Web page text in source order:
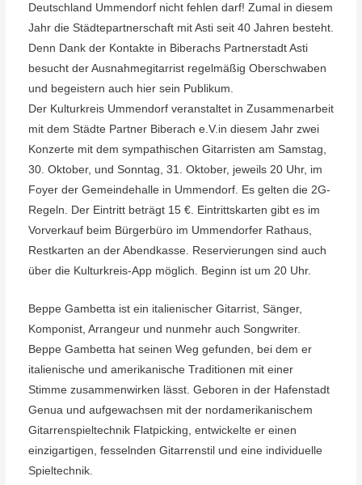
Deutschland Ummendorf nicht fehlen darf! Zumal in diesem
Jahr die Städtepartnerschaft mit Asti seit 40 Jahren besteht.
Denn Dank der Kontakte in Biberachs Partnerstadt Asti
besucht der Ausnahmegitarrist regelmäßig Oberschwaben
und begeistern auch hier sein Publikum.
Der Kulturkreis Ummendorf veranstaltet in Zusammenarbeit
mit dem Städte Partner Biberach e.V.in diesem Jahr zwei
Konzerte mit dem sympathischen Gitarristen am Samstag,
30. Oktober, und Sonntag, 31. Oktober, jeweils 20 Uhr, im
Foyer der Gemeindehalle in Ummendorf. Es gelten die 2G-
Regeln. Der Eintritt beträgt 15 €. Eintrittskarten gibt es im
Vorverkauf beim Bürgerbüro im Ummendorfer Rathaus,
Restkarten an der Abendkasse. Reservierungen sind auch
über die Kulturkreis-App möglich. Beginn ist um 20 Uhr.
Beppe Gambetta ist ein italienischer Gitarrist, Sänger,
Komponist, Arrangeur und nunmehr auch Songwriter.
Beppe Gambetta hat seinen Weg gefunden, bei dem er
italienische und amerikanische Traditionen mit einer
Stimme zusammenwirken lässt. Geboren in der Hafenstadt
Genua und aufgewachsen mit der nordamerikanischem
Gitarrenspieltechnik Flatpicking, entwickelte er einen
einzigartigen, fesselnden Gitarrenstil und eine individuelle
Spieltechnik.